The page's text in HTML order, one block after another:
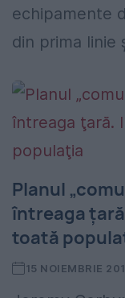
echipamente
din prima linie
Planul
întreaga
toată
15 NOIEMBRIE